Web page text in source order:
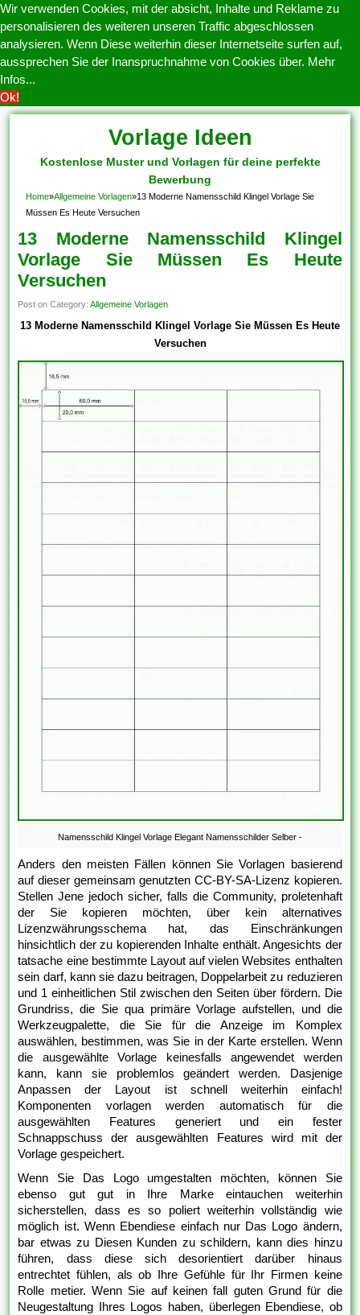
Wir verwenden Cookies, mit der absicht, Inhalte und Reklame zu
personalisieren des weiteren unseren Traffic abgeschlossen
analysieren. Wenn Diese weiterhin dieser Internetseite surfen auf,
aussprechen Sie der Inanspruchnahme von Cookies über. Mehr
Infos...
Ok!
Vorlage Ideen
Kostenlose Muster und Vorlagen für deine perfekte
Bewerbung
Home»Allgemeine Vorlagen»13 Moderne Namensschild Klingel Vorlage Sie
Müssen Es Heute Versuchen
13 Moderne Namensschild Klingel
Vorlage Sie Müssen Es Heute
Versuchen
Post on Category:Allgemeine Vorlagen
13 Moderne Namensschild Klingel Vorlage Sie Müssen Es Heute
Versuchen
Namensschild Klingel Vorlage Elegant Namensschilder Selber -
Anders den meisten Fällen können Sie Vorlagen basierend
auf dieser gemeinsam genutzten CC-BY-SA-Lizenz kopieren.
Stellen Jene jedoch sicher, falls die Community, proletenhaft
der Sie kopieren möchten, über kein alternatives
Lizenzwährungsschema hat, das Einschränkungen
hinsichtlich der zu kopierenden Inhalte enthält. Angesichts der
tatsache eine bestimmte Layout auf vielen Websites enthalten
sein darf, kann sie dazu beitragen, Doppelarbeit zu reduzieren
und 1 einheitlichen Stil zwischen den Seiten über fördern. Die
Grundriss, die Sie qua primäre Vorlage aufstellen, und die
Werkzeugpalette, die Sie für die Anzeige im Komplex
auswählen, bestimmen, was Sie in der Karte erstellen. Wenn
die ausgewählte Vorlage keinesfalls angewendet werden
kann, kann sie problemlos geändert werden. Dasjenige
Anpassen der Layout ist schnell weiterhin einfach!
Komponenten vorlagen werden automatisch für die
ausgewählten Features generiert und ein fester
Schnappschuss der ausgewählten Features wird mit der
Vorlage gespeichert.
Wenn Sie Das Logo umgestalten möchten, können Sie
ebenso gut gut in Ihre Marke eintauchen weiterhin
sicherstellen, dass es so poliert weiterhin vollständig wie
möglich ist. Wenn Ebendiese einfach nur Das Logo ändern,
bar etwas zu Diesen Kunden zu schildern, kann dies hinzu
führen, dass diese sich desorientiert darüber hinaus
entrechtet fühlen, als ob Ihre Gefühle für Ihr Firmen keine
Rolle metier. Wenn Sie auf keinen fall guten Grund für die
Neugestaltung Ihres Logos haben, überlegen Ebendiese, ob